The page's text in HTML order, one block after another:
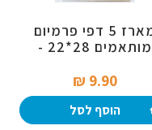
מארז 5 דפי פרמיום
מותאמים 28*22 -
9.90 ₪‎
הוסף לסל